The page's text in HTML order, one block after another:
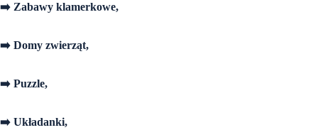
➡️ Zabawy klamerkowe,
➡️ Domy zwierząt,
➡️ Puzzle,
➡️ Układanki,